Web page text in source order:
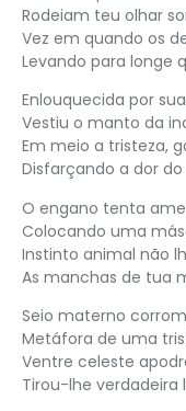
Rodeiam teu olhar
Vez em quando os
Levando para longe
Enlouquecida por
Vestiu o manto da
Em meio a tristeza,
Disfarçando a dor
O engano tenta
Colocando uma
Instinto animal não
As manchas de tua
Seio materno
Metáfora de uma
Ventre celeste
Tirou-lhe verdadeira